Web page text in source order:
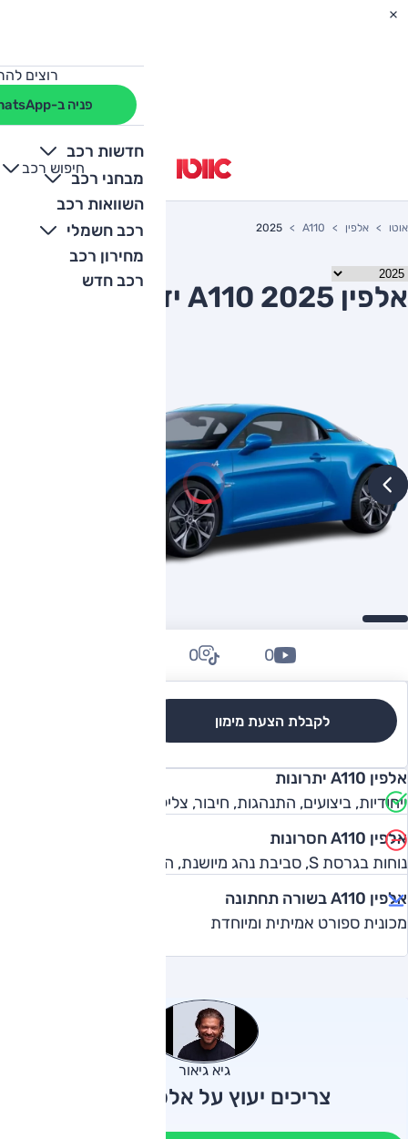
רוצים
פניה ב-WhatsApp
חדשות רכב
מבחני רכב
השוואות רכב
רכב חשמלי
מחירון רכב
רכב חדש
חיפוש רכב
+
-
אוטו אלפין A110
2025
אלפין A110 2025 יד שניה
לקבלת הצעת מימון
0
0
אלפין A110 יתרונות
ייחודיות, ביצועים, התנהגות, חיבור, צליל, הנאה מנהיגה
אלפין A110 חסרונות
נוחות בגרסת S, סביבת נהג מיושנת, הנדסת אנוש, מחיר
אלפין A110 בשורה תחתונה
מכונית ספורט אמיתית ומיוחדת
גיא גיאור
צריכים יעוץ על אלפין A110?